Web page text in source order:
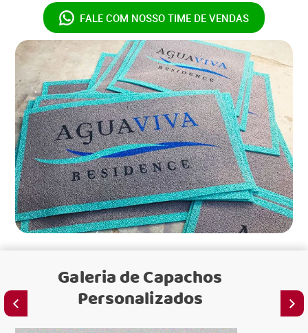
FALE COM NOSSO TIME DE VENDAS
Galeria deCapachos
Personalizados